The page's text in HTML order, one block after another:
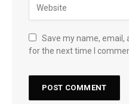
Save my name, email,
for the next time I